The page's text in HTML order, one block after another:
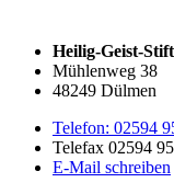
Heilig-Geist-
Mühlenweg 38
48249 Dülmen
Telefon: 02594
Telefax 02594
E-Mail schreiben